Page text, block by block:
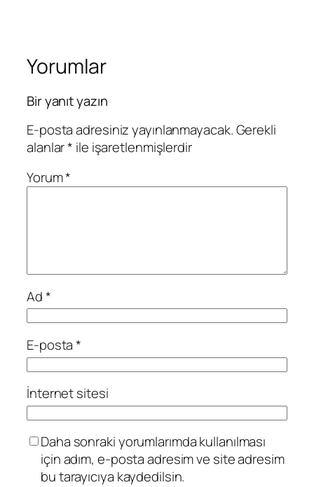
Yorumlar
Bir yanıt yazın
E-posta adresiniz yayınlanmayacak.Gerekli
alanlar* ile işaretlenmişlerdir
Yorum*
Ad*
E-posta*
İnternet sitesi
Daha sonraki yorumlarımda kullanılması
için adım, e-posta adresim ve site adresim
bu tarayıcıya kaydedilsin.